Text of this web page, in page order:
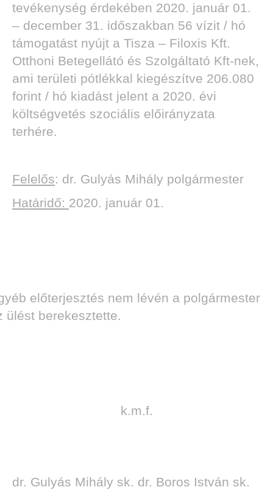
tevékenység érdekében 2020. január 01.
– december 31. időszakban 56 vízit / hó
támogatást nyújt a Tisza – Filoxis Kft.
Otthoni Betegellátó és Szolgáltató Kft-nek,
ami területi pótlékkal kiegészítve 206.080
forint / hó kiadást jelent a 2020. évi
költségvetés szociális előirányzata
terhére.
Felelős: dr. Gulyás Mihály polgármester
Határidő: 2020. január 01.
előterjesztés nem lévén a polgármester
ülést berekesztette.
k.m.f.
dr. Gulyás Mihály sk. dr. Boros István sk.